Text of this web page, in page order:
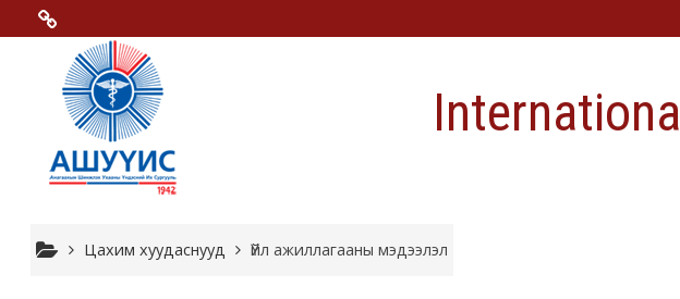
Үндсэн гарчигт очих
Menu 2
Moodle community
Moodle free support
Moodle development
Цахим хуудаснууд Үйл ажиллагааны мэдээлэл